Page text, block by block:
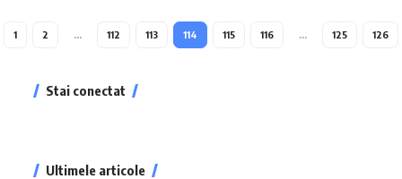
1 2 112 113 114 115 116 125 126
Stai conectat
Ultimele articole